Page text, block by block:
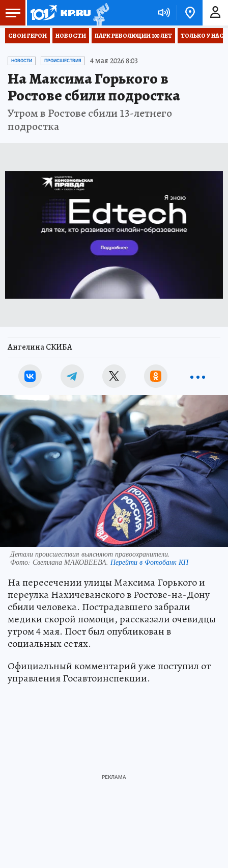
СВОИ ГЕРОИ НОВОСТИ ПАРК РЕВОЛЮЦИИ 100 ЛЕТ ТОЛЬКО У НАС
НОВОСТИ ПРОИСШЕСТВИЯ 4 мая 2026 8:03
На Максима Горького в
Ростове сбили подростка
Утром в Ростове сбили 13-летнего
подростка
Ангелина СКИБА
Детали происшествия выясняют правоохранители.
Фото: Светлана МАКОВЕЕВА. Перейти в Фотобанк КП
На пересечении улицы Максима Горького и
переулка Нахичеванского в Ростове-на-Дону
сбили человека. Пострадавшего забрали
медики скорой помощи, рассказали очевидцы
утром 4 мая. Пост был опубликован в
социальных сетях.
Официальный комментарий уже поступил от
управления Госавтоинспекции.